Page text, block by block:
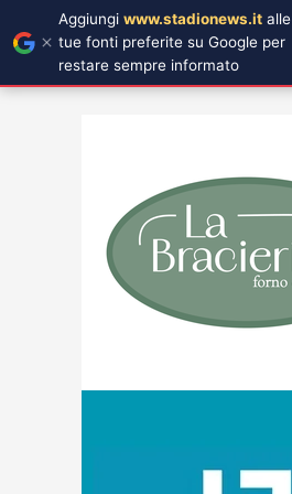
Aggiungi www.stadionews.it alle
tue fonti preferite su Google per
restare sempre informato